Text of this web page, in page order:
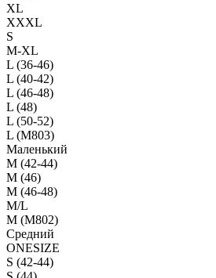
XL
XXXL
S
M-XL
L (36-46)
L (40-42)
L (46-48)
L (48)
L (50-52)
L (M803)
Маленький
М (42-44)
M (46)
M (46-48)
M/L
M (M802)
Средний
ONESIZE
S (42-44)